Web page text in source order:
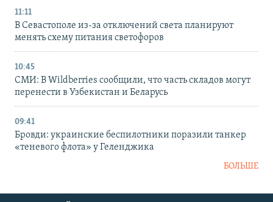
11:11
В Севастополе из-за отключений света планируют
менять схему питания светофоров
10:45
СМИ: В Wildberries сообщили, что часть складов могут
перенести в Узбекистан и Беларусь
09:41
Бровди: украинские беспилотники поразили танкер
«теневого флота» у Геленджика
БОЛЬШЕ